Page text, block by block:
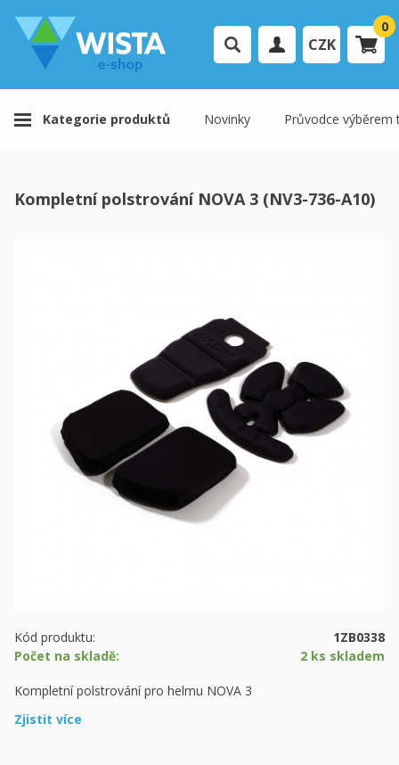
Registrace uživatele
CZK
0
K pokladně
Kategorie produktů Novinky Průvodce výběrem
Kompletní polstrování NOVA 3 (NV3-736-A10)
Kód produktu:
1ZB0338
Počet na skladě:
2 ks skladem
Kompletní polstrování pro helmu NOVA 3
Zjistit více